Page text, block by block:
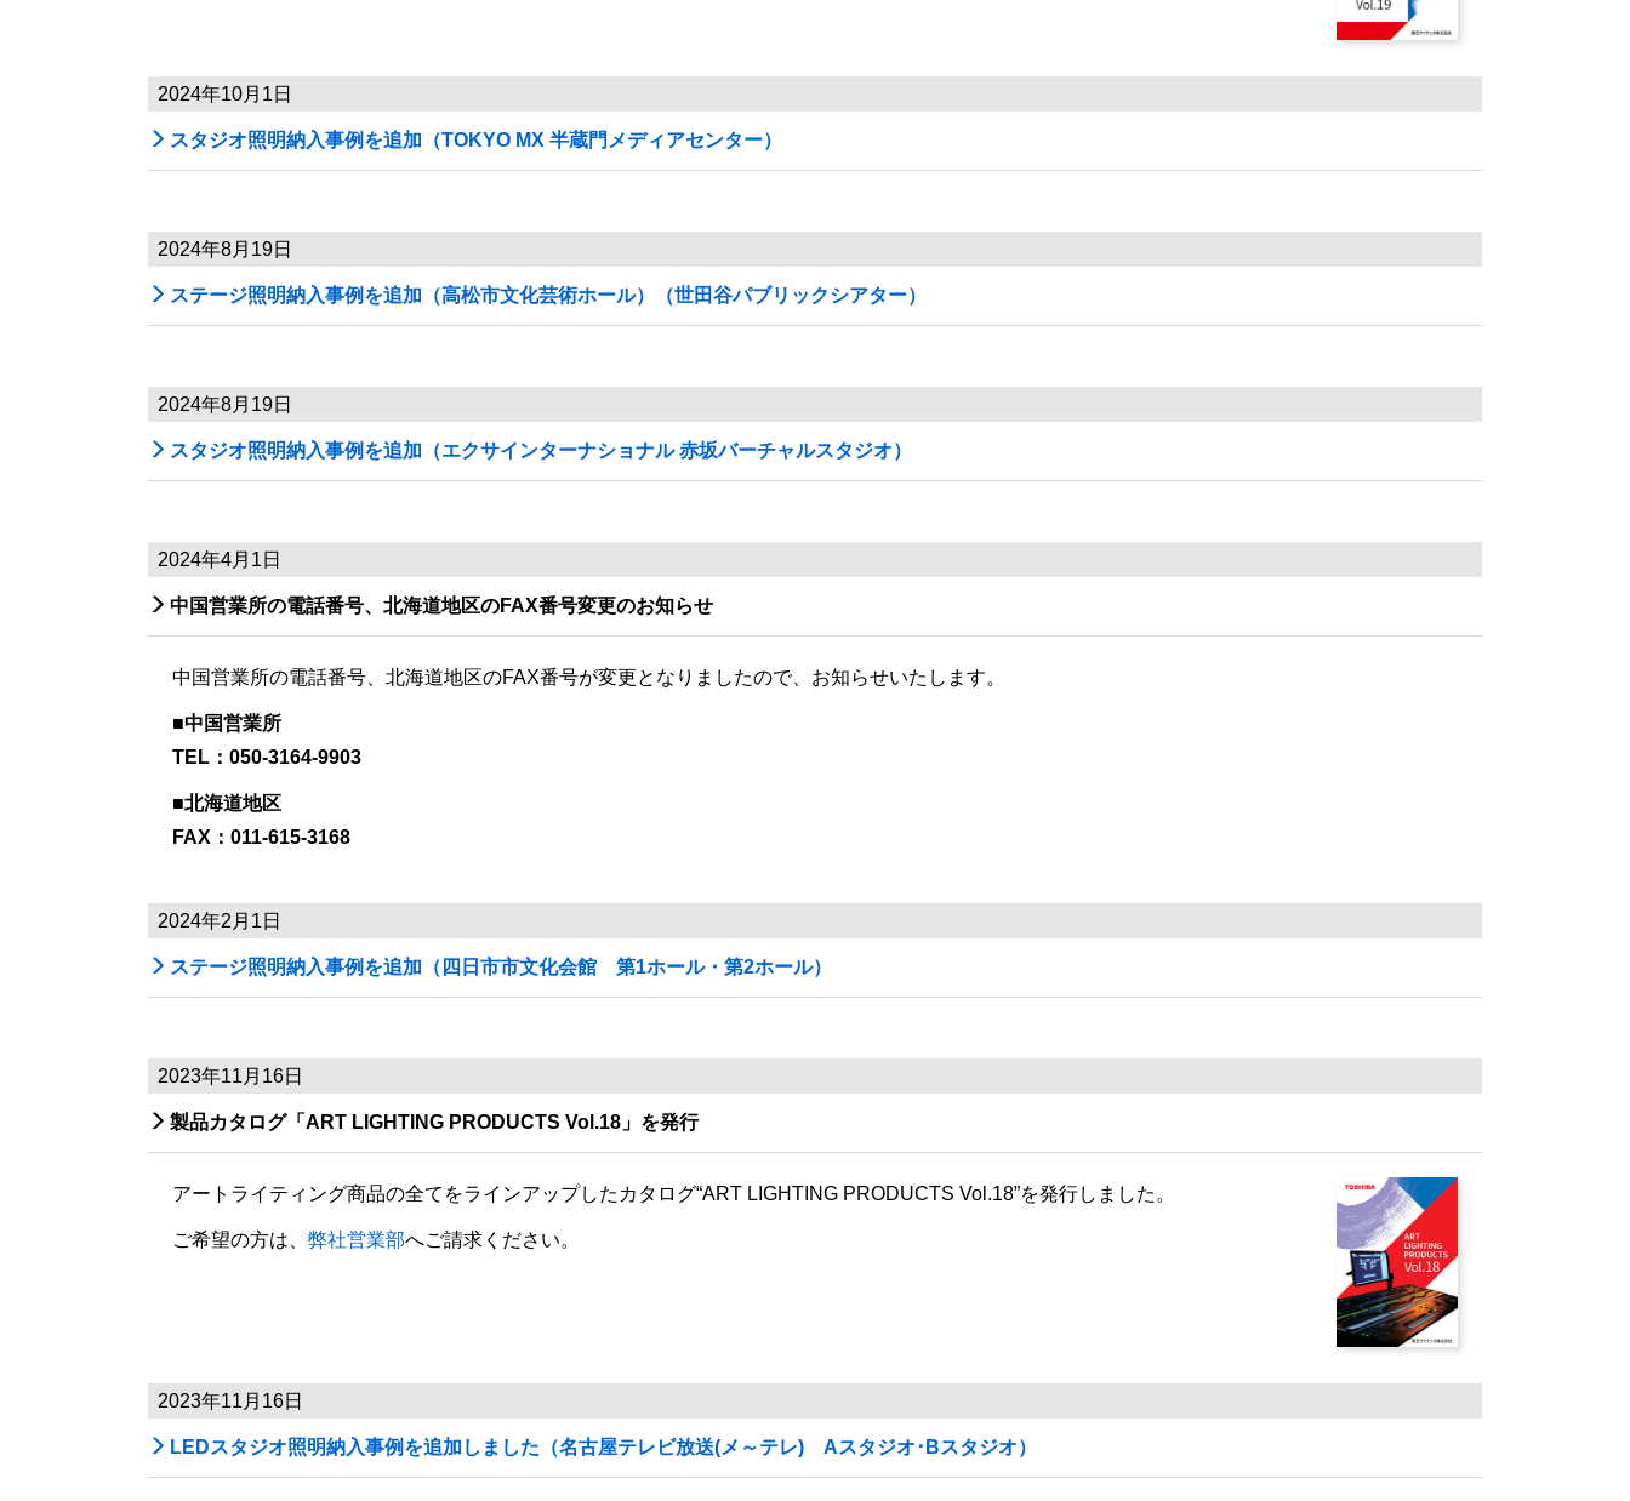
2024年10月1日
 スタジオ照明納入事例を追加（TOKYO MX 半蔵門メディアセンター）
2024年8月19日
 ステージ照明納入事例を追加（高松市文化芸術ホール）（世田谷パブリックシアター）
2024年8月19日
 スタジオ照明納入事例を追加（エクサインターナショナル 赤坂バーチャルスタジオ）
2024年4月1日
 中国営業所の電話番号、北海道地区のFAX番号変更のお知らせ
中国営業所の電話番号、北海道地区のFAX番号が変更となりましたので、お知らせいたします。
■中国営業所
TEL：050-3164-9903
■北海道地区
FAX：011-615-3168
2024年2月1日
 ステージ照明納入事例を追加（四日市市文化会館 第1ホール・第2ホール）
2023年11月16日
 製品カタログ「ART LIGHTING PRODUCTS Vol.18」を発行
アートライティング商品の全てをラインアップしたカタログ“ART LIGHTING PRODUCTS Vol.18”を発行しました。
ご希望の方は、 弊社営業部へご請求ください。
2023年11月16日
 LEDスタジオ照明納入事例を追加しました（名古屋テレビ放送(メ～テレ) Aスタジオ･Bスタジオ）